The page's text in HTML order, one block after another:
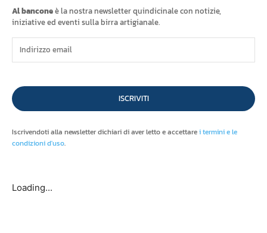
Al banconeè la nostra newsletter quindicinale con notizie,
iniziative ed eventi sulla birra artigianale.
ISCRIVITI
Iscrivendoti alla newsletter dichiari di aver letto e accettarei termini e le
condizioni d'uso.
Loading...